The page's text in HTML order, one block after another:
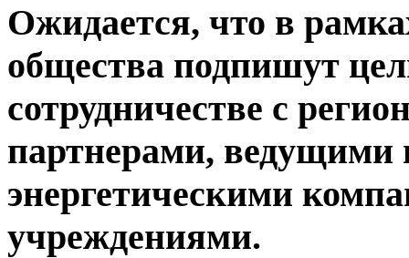
Ожидается, что в
общества подпишут
сотрудничестве с
партнерами,
энергетическими
учреждениями.